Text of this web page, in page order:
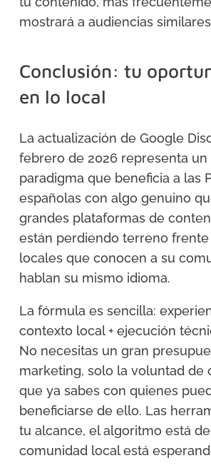
mostrará a audiencias
Conclusión: tu
en lo local
La actualización de Google
febrero de 2026 representa
paradigma que beneficia a las
españolas con algo genuino
grandes plataformas de
están perdiendo terreno
locales que conocen a su
hablan su mismo idioma.
La fórmula es sencilla:
contexto local + ejecución
No necesitas un gran
marketing, solo la voluntad de
que ya sabes con quienes
beneficiarse de ello. Las
tu alcance, el algoritmo está
comunidad local está